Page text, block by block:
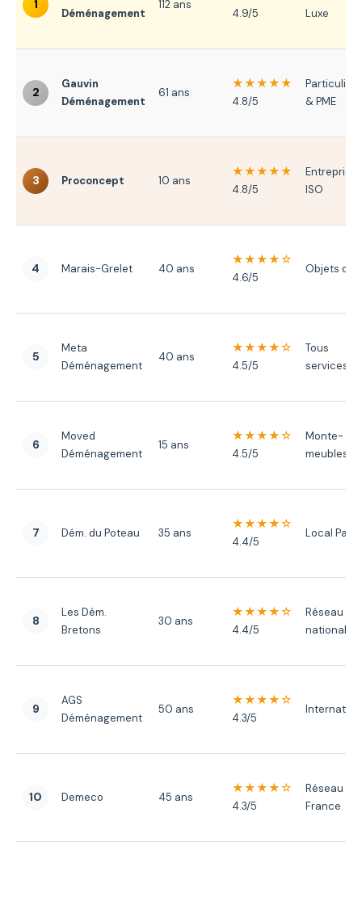
1
Déménagement
112 ans
4.9/5
Luxe
2
Gauvin
Déménagement
61 ans
★★★★★
4.8/5
Particuliers
& PME
3 Proconcept 10 ans
★★★★★
4.8/5
Entreprises
ISO
4 Marais-Grelet 40 ans
★★★★☆
4.6/5
Objets
5
Meta
Déménagement
40 ans
★★★★☆
4.5/5
Tous
services
6
Moved
Déménagement
15 ans
★★★★☆
4.5/5
Monte-
meubles
7 Dém. du Poteau 35 ans
★★★★☆
4.4/5
Local Paris
8
Les Dém.
Bretons
30 ans
★★★★☆
4.4/5
Réseau
national
9
AGS
Déménagement
50 ans
★★★★☆
4.3/5
10 Demeco 45 ans
★★★★☆
4.3/5
Réseau
France